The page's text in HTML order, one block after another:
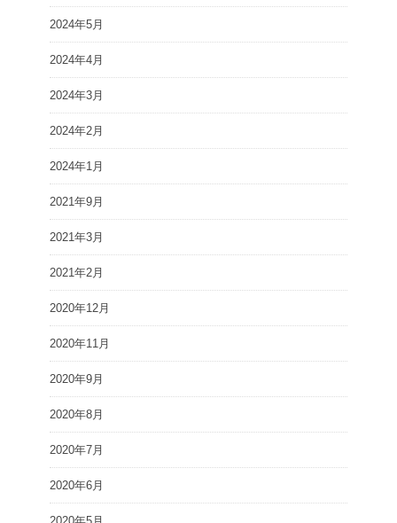
2024年5月
2024年4月
2024年3月
2024年2月
2024年1月
2021年9月
2021年3月
2021年2月
2020年12月
2020年11月
2020年9月
2020年8月
2020年7月
2020年6月